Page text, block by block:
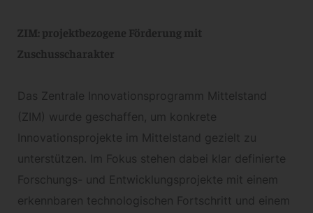
ZIM: projektbezogene Förderung mit
Zuschusscharakter
Das Zentrale Innovationsprogramm Mittelstand
(ZIM) wurde geschaffen, um konkrete
Innovationsprojekte im Mittelstand gezielt zu
unterstützen. Im Fokus stehen dabei klar definierte
Forschungs- und Entwicklungsprojekte mit einem
erkennbaren technologischen Fortschritt und einem